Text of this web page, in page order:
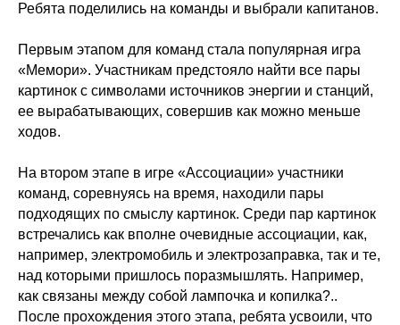
Ребята поделились на команды и выбрали капитанов.
Первым этапом для команд стала популярная игра
«Мемори». Участникам предстояло найти все пары
картинок с символами источников энергии и станций,
ее вырабатывающих, совершив как можно меньше
ходов.
На втором этапе в игре «Ассоциации» участники
команд, соревнуясь на время, находили пары
подходящих по смыслу картинок. Среди пар картинок
встречались как вполне очевидные ассоциации, как,
например, электромобиль и электрозаправка, так и те,
над которыми пришлось поразмышлять. Например,
как связаны между собой лампочка и копилка?..
После прохождения этого этапа, ребята усвоили, что